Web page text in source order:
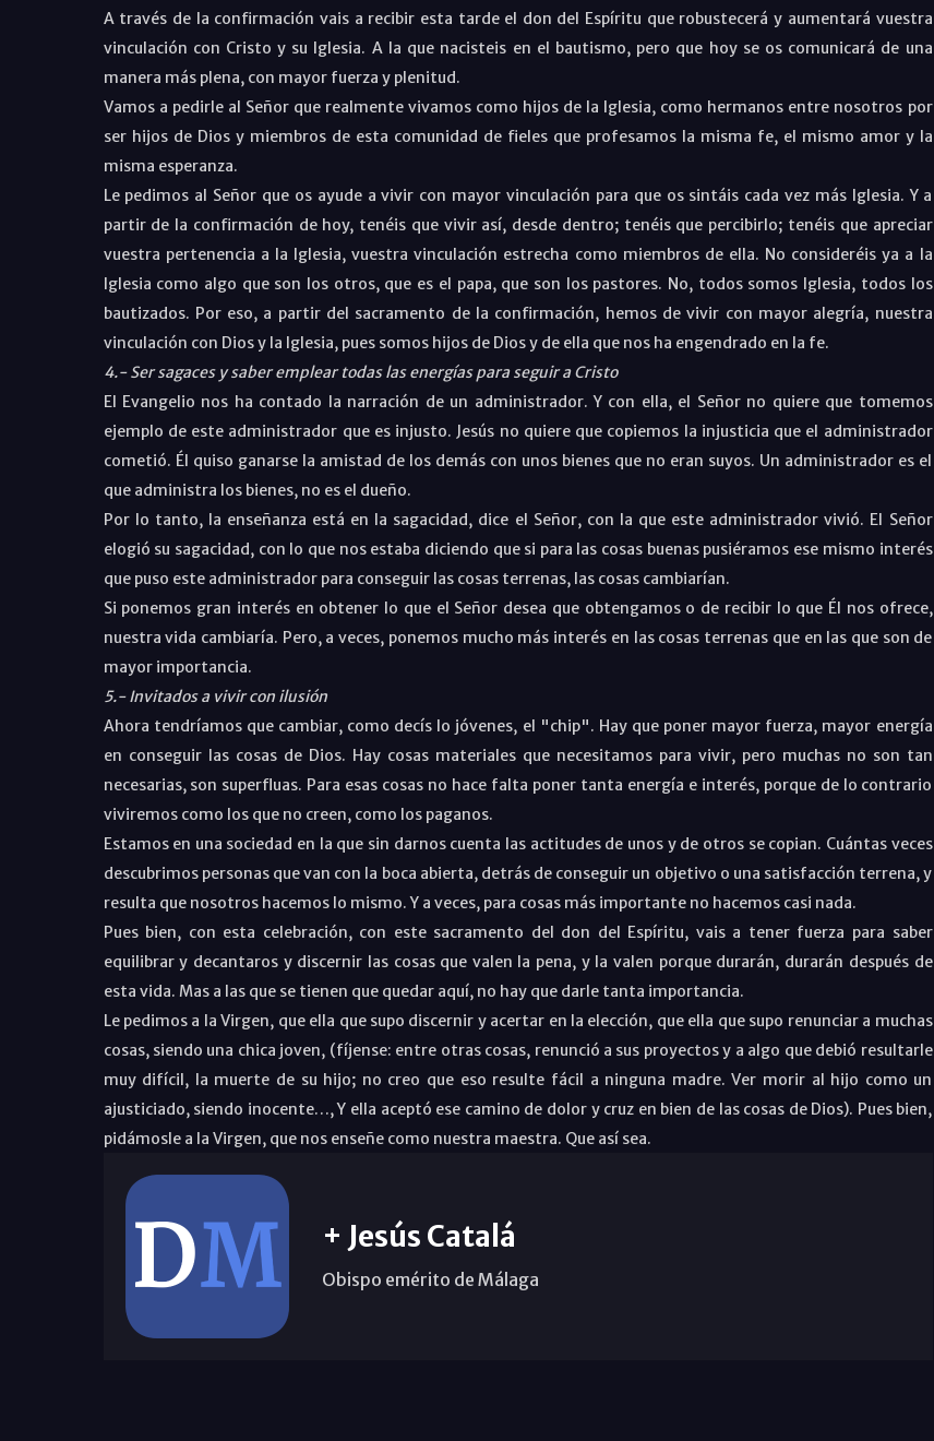
A través de la confirmación vais a recibir esta tarde el don del Espíritu que robustecerá y aumentará vuestra
vinculación con Cristo y su Iglesia. A la que nacisteis en el bautismo, pero que hoy se os comunicará de una
manera más plena, con mayor fuerza y plenitud.
Vamos a pedirle al Señor que realmente vivamos como hijos de la Iglesia, como hermanos entre nosotros por
ser hijos de Dios y miembros de esta comunidad de fieles que profesamos la misma fe, el mismo amor y la
misma esperanza.
Le pedimos al Señor que os ayude a vivir con mayor vinculación para que os sintáis cada vez más Iglesia. Y a
partir de la confirmación de hoy, tenéis que vivir así, desde dentro; tenéis que percibirlo; tenéis que apreciar
vuestra pertenencia a la Iglesia, vuestra vinculación estrecha como miembros de ella. No consideréis ya a la
Iglesia como algo que son los otros, que es el papa, que son los pastores. No, todos somos Iglesia, todos los
bautizados. Por eso, a partir del sacramento de la confirmación, hemos de vivir con mayor alegría, nuestra
vinculación con Dios y la Iglesia, pues somos hijos de Dios y de ella que nos ha engendrado en la fe.
4.- Ser sagaces y saber emplear todas las energías para seguir a Cristo
El Evangelio nos ha contado la narración de un administrador. Y con ella, el Señor no quiere que tomemos
ejemplo de este administrador que es injusto. Jesús no quiere que copiemos la injusticia que el administrador
cometió. Él quiso ganarse la amistad de los demás con unos bienes que no eran suyos. Un administrador es el
que administra los bienes, no es el dueño.
Por lo tanto, la enseñanza está en la sagacidad, dice el Señor, con la que este administrador vivió. El Señor
elogió su sagacidad, con lo que nos estaba diciendo que si para las cosas buenas pusiéramos ese mismo interés
que puso este administrador para conseguir las cosas terrenas, las cosas cambiarían.
Si ponemos gran interés en obtener lo que el Señor desea que obtengamos o de recibir lo que Él nos ofrece,
nuestra vida cambiaría. Pero, a veces, ponemos mucho más interés en las cosas terrenas que en las que son de
mayor importancia.
5.- Invitados a vivir con ilusión
Ahora tendríamos que cambiar, como decís lo jóvenes, el "chip". Hay que poner mayor fuerza, mayor energía
en conseguir las cosas de Dios. Hay cosas materiales que necesitamos para vivir, pero muchas no son tan
necesarias, son superfluas. Para esas cosas no hace falta poner tanta energía e interés, porque de lo contrario
viviremos como los que no creen, como los paganos.
Estamos en una sociedad en la que sin darnos cuenta las actitudes de unos y de otros se copian. Cuántas veces
descubrimos personas que van con la boca abierta, detrás de conseguir un objetivo o una satisfacción terrena, y
resulta que nosotros hacemos lo mismo. Y a veces, para cosas más importante no hacemos casi nada.
Pues bien, con esta celebración, con este sacramento del don del Espíritu, vais a tener fuerza para saber
equilibrar y decantaros y discernir las cosas que valen la pena, y la valen porque durarán, durarán después de
esta vida. Mas a las que se tienen que quedar aquí, no hay que darle tanta importancia.
Le pedimos a la Virgen, que ella que supo discernir y acertar en la elección, que ella que supo renunciar a muchas
cosas, siendo una chica joven, (fíjense: entre otras cosas, renunció a sus proyectos y a algo que debió resultarle
muy difícil, la muerte de su hijo; no creo que eso resulte fácil a ninguna madre. Ver morir al hijo como un
ajusticiado, siendo inocente…, Y ella aceptó ese camino de dolor y cruz en bien de las cosas de Dios). Pues bien,
pidámosle a la Virgen, que nos enseñe como nuestra maestra. Que así sea.
+ Jesús Catalá
Obispo emérito de Málaga